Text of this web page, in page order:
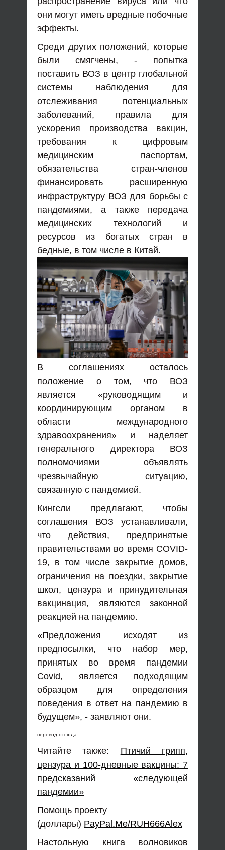
они могут иметь вредные побочные
эффекты.
Среди других положений, которые
были смягчены, - попытка
поставить ВОЗ в центр глобальной
системы наблюдения для
отслеживания потенциальных
заболеваний, правила для
ускорения производства вакцин,
требования к цифровым
медицинским паспортам,
обязательства стран-членов
финансировать расширенную
инфраструктуру ВОЗ для борьбы с
пандемиями, а также передача
медицинских технологий и
ресурсов из богатых стран в
бедные, в том числе в Китай.
В соглашениях осталось
положение о том, что ВОЗ
является «руководящим и
координирующим органом в
области международного
здравоохранения» и наделяет
генерального директора ВОЗ
полномочиями объявлять
чрезвычайную ситуацию,
связанную с пандемией.
Кингсли предлагают, чтобы
соглашения ВОЗ устанавливали,
что действия, предпринятые
правительствами во время COVID-
19, в том числе закрытие домов,
ограничения на поездки, закрытие
школ, цензура и принудительная
вакцинация, являются законной
реакцией на пандемию.
«Предложения исходят из
предпосылки, что набор мер,
принятых во время пандемии
Covid, является подходящим
образцом для определения
поведения в ответ на пандемию в
будущем», - заявляют они.
перевод отсюда
Читайте также: Птичий грипп,
цензура и 100-дневные вакцины: 7
предсказаний «следующей
пандемии»
Помощь проекту
(доллары) PayPal.Me/RUH666Alex
Настольную книга волновиков